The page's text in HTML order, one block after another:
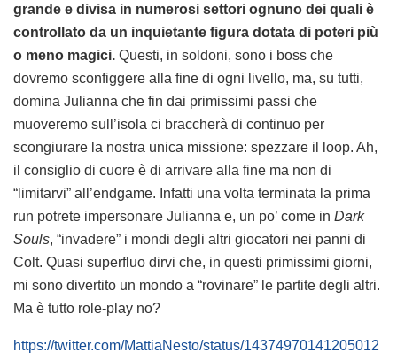
grande e divisa in numerosi settori ognuno dei quali è
controllato da un inquietante figura dotata di poteri più
o meno magici. Questi, in soldoni, sono i boss che
dovremo sconfiggere alla fine di ogni livello, ma, su tutti,
domina Julianna che fin dai primissimi passi che
muoveremo sull’isola ci braccherà di continuo per
scongiurare la nostra unica missione: spezzare il loop. Ah,
il consiglio di cuore è di arrivare alla fine ma non di
“limitarvi” all’endgame. Infatti una volta terminata la prima
run potrete impersonare Julianna e, un po’ come in Dark
Souls, “invadere” i mondi degli altri giocatori nei panni di
Colt. Quasi superfluo dirvi che, in questi primissimi giorni,
mi sono divertito un mondo a “rovinare” le partite degli altri.
Ma è tutto role-play no?
https://twitter.com/MattiaNesto/status/14374970141205012